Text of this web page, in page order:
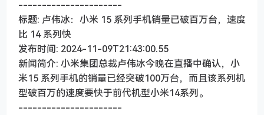
----------------------
标题: 卢伟冰：小米 15 系列手机销量已破百万台，速度
比 14 系列快
发布时间: 2024-11-09T21:43:00.55
新闻简介: 小米集团总裁卢伟冰今晚在直播中确认，小
米15 系列手机的销量已经突破100万台，而且该系列机
型破百万的速度要快于前代机型小米14系列。
----------------------